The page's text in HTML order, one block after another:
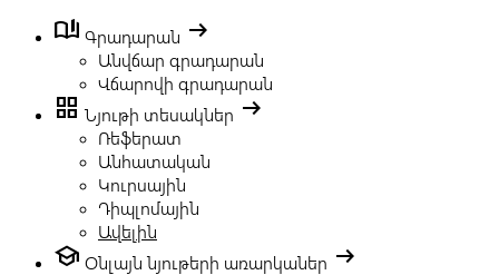
book_ribbon Գրադարան arrow_right_alt
Անվճար գրադարան
Վճարովի գրադարան
grid_view Նյութի տեսակներ arrow_right_alt
Ռեֆերատ
Անհատական
Կուրսային
Դիպլոմային
Ավելին
school Օնլայն նյութերի առարկաներ arrow_right_alt